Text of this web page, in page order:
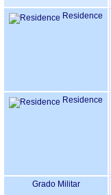
Residence
Residence
Grado Militar